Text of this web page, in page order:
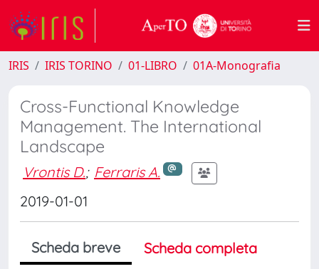
IRIS IRIS TORINO 01-LIBRO 01A-Monografia
Cross-Functional Knowledge
Management. The International
Landscape
Vrontis D.; Ferraris A.
2019-01-01
Scheda breve
Scheda completa